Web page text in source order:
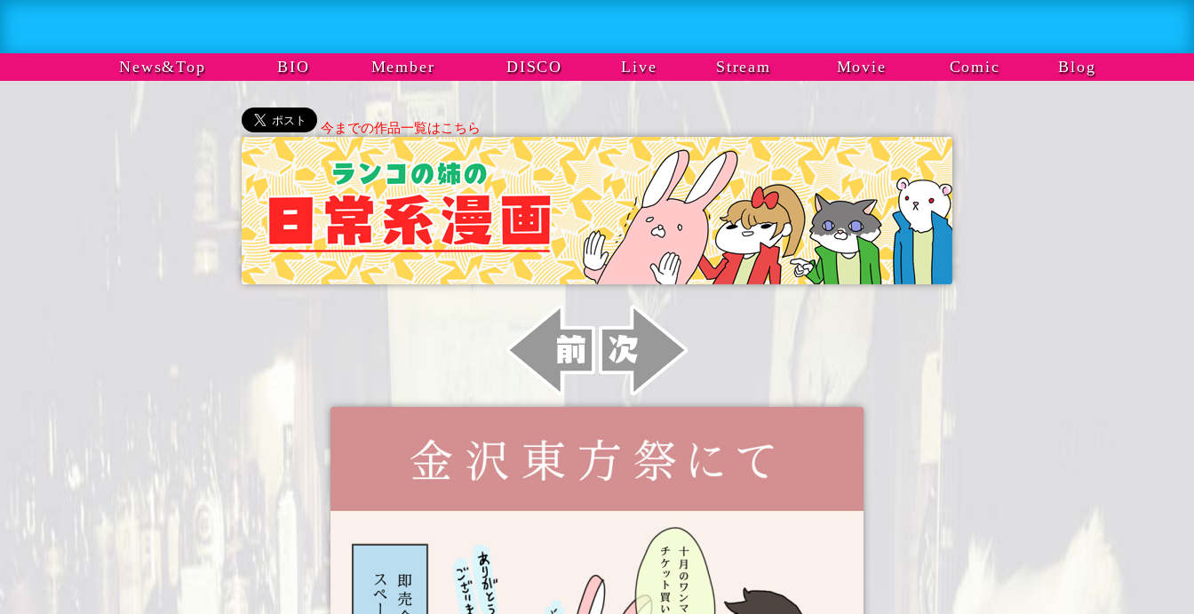
News&Top BIO Member DISCO Live Stream Movie Comic Blog
今までの作品一覧はこちら